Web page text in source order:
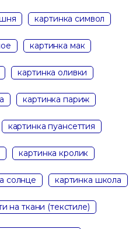
картинка символ
картинка мак
картинка оливки
картинка париж
картинка пуансеттия
картинка кролик
солнце картинка школа
на ткани (текстиле)